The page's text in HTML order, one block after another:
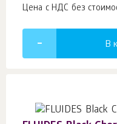
Цена с НДС без
В